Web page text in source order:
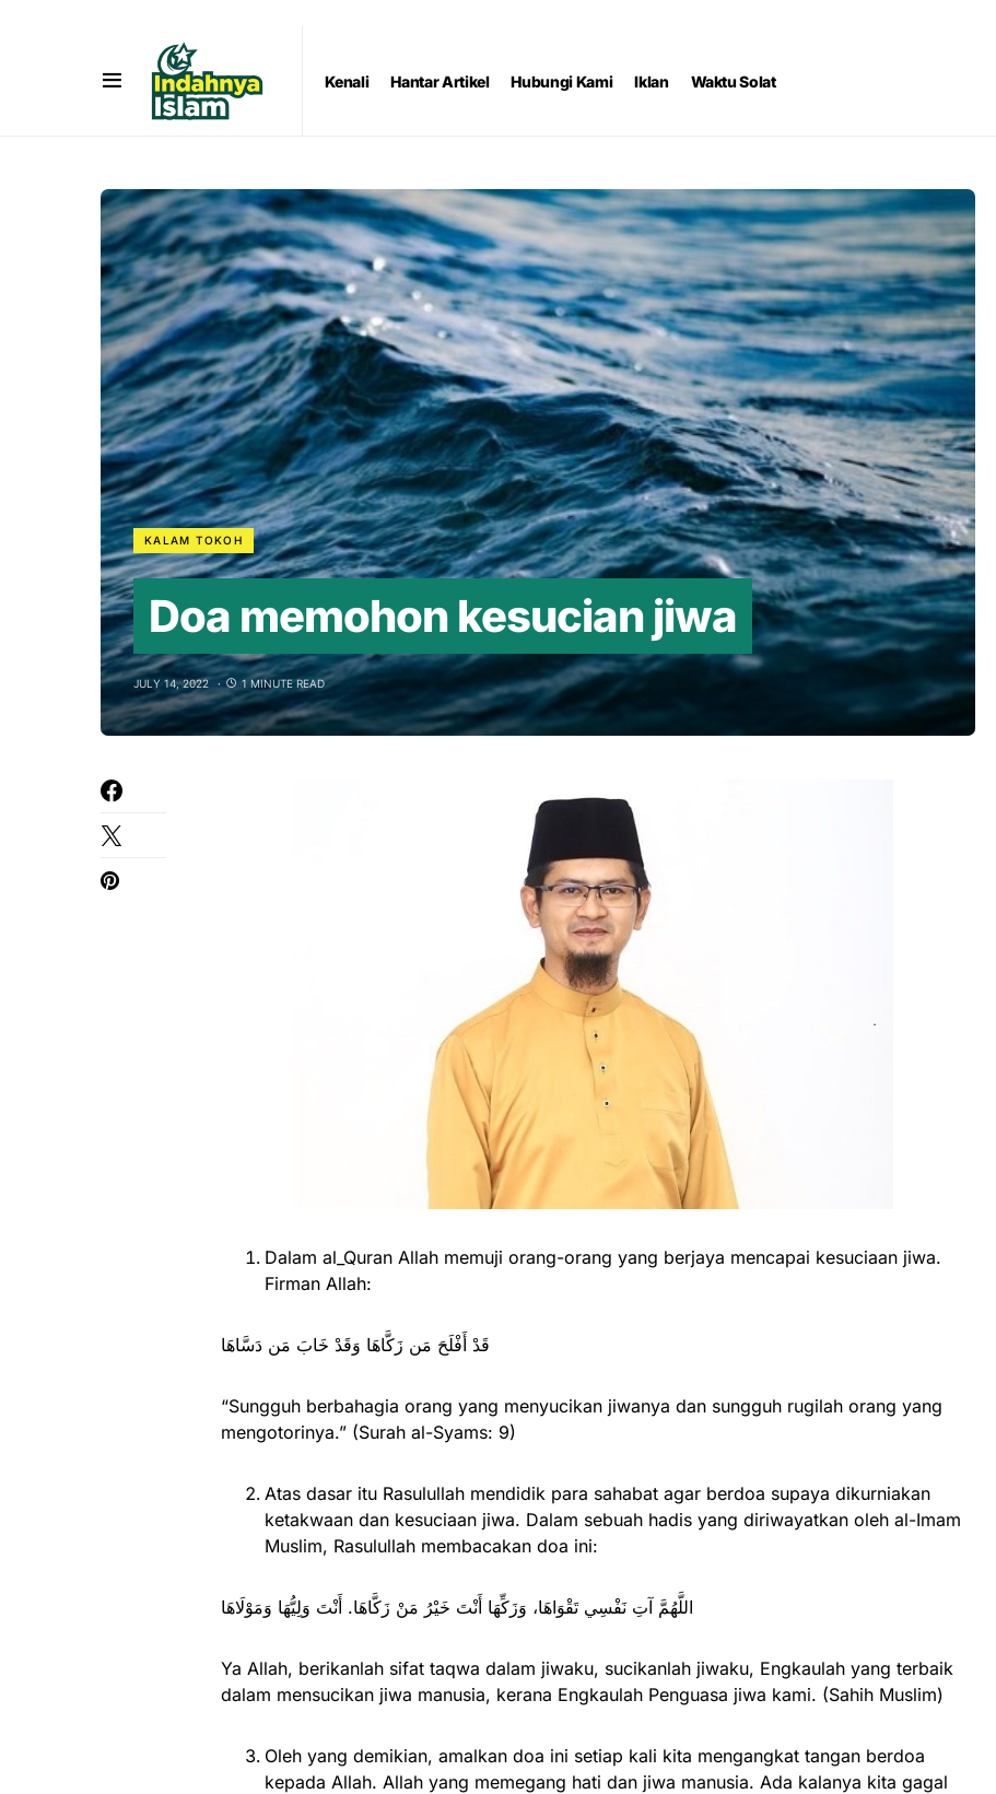
Kenali Hantar Artikel Hubungi Kami Iklan Waktu Solat
KALAM TOKOH
Doa memohon kesucian jiwa
JULY 14, 2022 1 MINUTE READ
Dalam al_Quran Allah memuji orang-orang yang berjaya mencapai kesuciaan jiwa.
Firman Allah:
قَدْ أَفْلَحَ مَن زَكَّاهَا وَقَدْ خَابَ مَن دَسَّاهَا
“Sungguh berbahagia orang yang menyucikan jiwanya dan sungguh rugilah orang yang
mengotorinya.” (Surah al-Syams: 9)
Atas dasar itu Rasulullah mendidik para sahabat agar berdoa supaya dikurniakan
ketakwaan dan kesuciaan jiwa. Dalam sebuah hadis yang diriwayatkan oleh al-Imam
Muslim, Rasulullah membacakan doa ini:
اللَّهُمَّ آتِ نَفْسِي تَقْوَاهَا، وَزَكِّهَا أَنْتَ خَيْرُ مَنْ زَكَّاهَا. أَنْتَ وَلِيُّهَا وَمَوْلَاهَا
Ya Allah, berikanlah sifat taqwa dalam jiwaku, sucikanlah jiwaku, Engkaulah yang terbaik
dalam mensucikan jiwa manusia, kerana Engkaulah Penguasa jiwa kami. (Sahih Muslim)
Oleh yang demikian, amalkan doa ini setiap kali kita mengangkat tangan berdoa
kepada Allah. Allah yang memegang hati dan jiwa manusia. Ada kalanya kita gagal